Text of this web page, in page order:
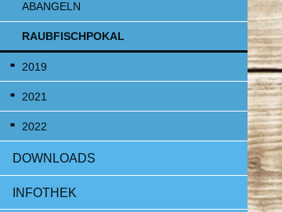
ABANGELN
RAUBFISCHPOKAL
2019
2021
2022
DOWNLOADS
INFOTHEK